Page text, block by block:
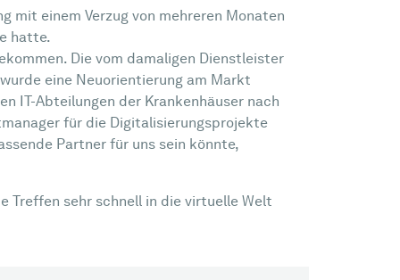
mit einem Verzug von mehreren Monaten
hatte.
Die vom damaligen Dienstleister
eine Neuorientierung am Markt
IT-Abteilungen der Krankenhäuser nach
für die Digitalisierungsprojekte
Partner für uns sein könnte,
Treffen sehr schnell in die virtuelle Welt